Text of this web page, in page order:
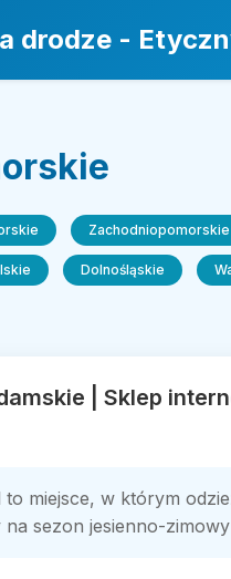
drodze -
Zachodniopomorskie
Dolnośląskie
| Sklep
to miejsce, w którym
sezon jesienno-zimowy